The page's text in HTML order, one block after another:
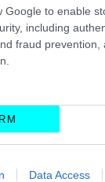
Google to enable
including
fraud prevention,
Data Access